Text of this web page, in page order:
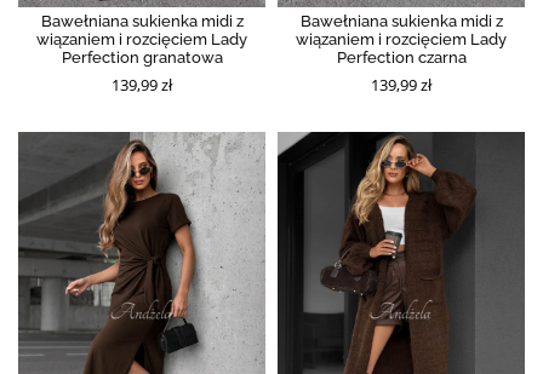
Bawełniana sukienka midi z
wiązaniem i rozcięciem Lady
Perfection granatowa
139,99 zł
Bawełniana sukienka midi z
wiązaniem i rozcięciem Lady
Perfection czarna
139,99 zł